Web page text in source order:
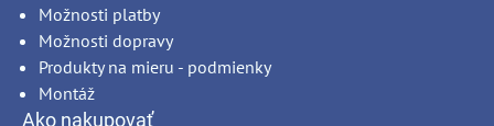
Možnosti platby
Možnosti dopravy
Produkty na mieru - podmienky
Montáž
Ako nakupovať